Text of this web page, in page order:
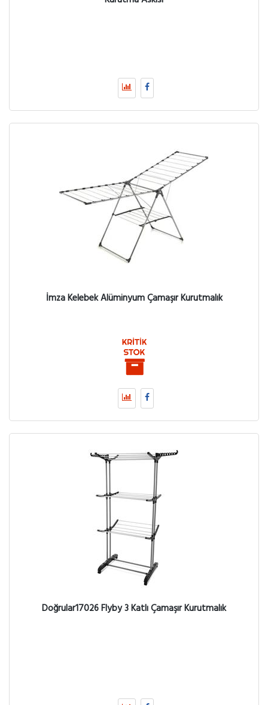
İmza Kelebek Alüminyum Çamaşır Kurutmalık
Doğrular17026 Flyby 3 Katlı Çamaşır Kurutmalık